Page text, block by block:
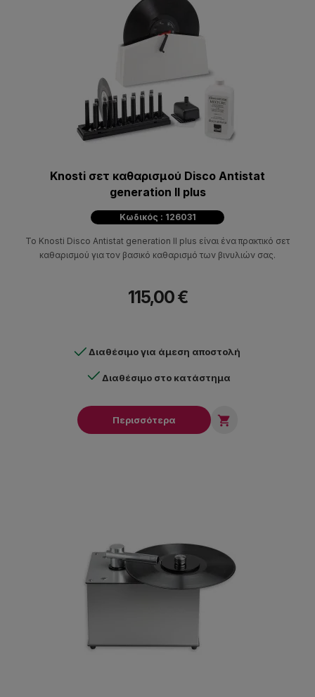
Knosti σετ καθαρισμού Disco Antistat
generation II plus
Κωδικός : 126031
Το Knosti Disco Antistat generation II plus είναι ένα πρακτικό σετ
καθαρισμού για τον βασικό καθαρισμό των βινυλιών σας.
115,00 €
Διαθέσιμο για άμεση αποστολή
Διαθέσιμο στο κατάστημα
Περισσότερα 